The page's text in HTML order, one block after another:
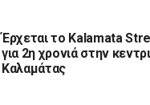
Έρχεται το Kalamata
για 2η χρονιά στην
Καλαμάτας